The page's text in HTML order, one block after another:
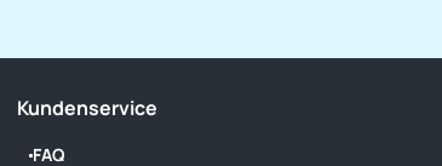
Kundenservice
FAQ